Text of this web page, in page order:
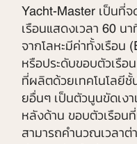
Yacht-Master เป็นที่จ
เรือนแสดงเวลา 60 น
จากโลหะมีค่าทั้งเรือน
หรือประดับขอบตัวเรือ
ที่ผลิตด้วยเทคโนโลยีชั้
ยอื่นๆ เป็นตัวนูนขัดเง
หลังด้าน ขอบตัวเรือน
สามารถคำนวณเวลาต่า